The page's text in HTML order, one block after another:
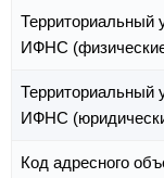
Территориальный
ИФНС
Территориальный
ИФНС
Код адресного